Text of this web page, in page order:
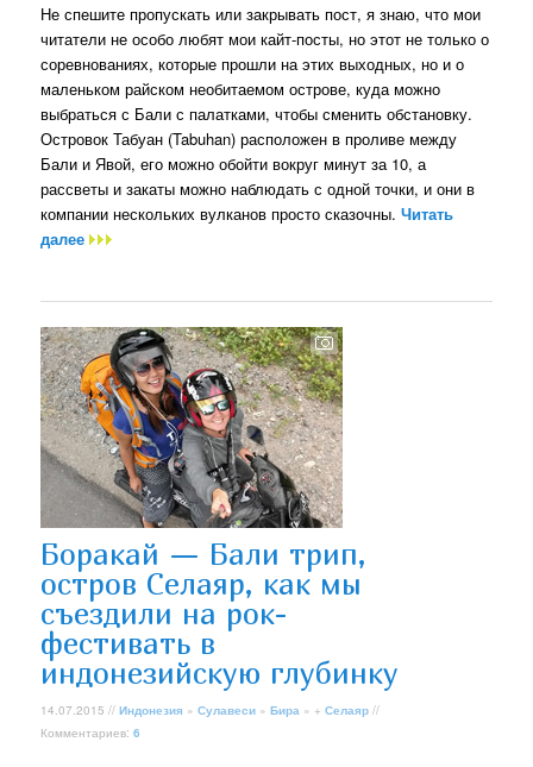
Не спешите пропускать или закрывать пост, я знаю, что мои
читатели не особо любят мои кайт-посты, но этот не только о
соревнованиях, которые прошли на этих выходных, но и о
маленьком райском необитаемом острове, куда можно
выбраться с Бали с палатками, чтобы сменить обстановку.
Островок Табуан (Tabuhan) расположен в проливе между
Бали и Явой, его можно обойти вокруг минут за 10, а
рассветы и закаты можно наблюдать с одной точки, и они в
компании нескольких вулканов просто сказочны.Читать
далее
Боракай — Бали трип,
остров Селаяр, как мы
съездили на рок-
фестивать в
индонезийскую глубинку
14.07.2015 //Индонезия »Сулавеси »Бира » +Селаяр //
Комментариев:6